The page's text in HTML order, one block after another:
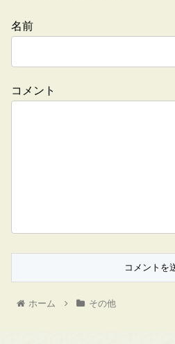
名前
コメント
ホーム その他